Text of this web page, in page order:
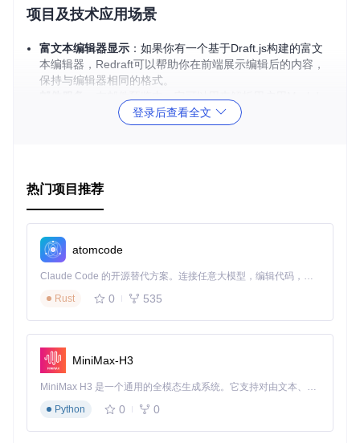
项目及技术应用场景
富文本编辑器显示 ：如果你有一个基于Draft.js构建的富文
本编辑器，Redraft可以帮助你在前端展示编辑后的内容，
保持与编辑器相同的格式。
n或HTML编写的邮件内容。
：在将Draft.js数据存储到数据库或其他API
项目特点
轻量级依赖：Redraft专注于其核心功能，对其他库的依赖
最少，使集成更加简单。
灵活性 ：提供自定义渲染器，允许对每种内联样式、块类
型和实体进行定制化处理。
性能优化：内置清理机制，删除无内容的块，提高输出效
率。
理解和使用。
要尝试Redraft，只需运行
然后按照项目提供的例子创建你的渲染器即可。
通过Redraft，你可以轻松地将Draft.js的数据转化为可交互、
美观的React组件，使得富文本内容的展示变得简单易行。不
登录后查看全文
热门项目推荐
atomcode
Claude Code 的开源替代方案。连接任意大模型，编辑代码，运行命令，自动验证 — 全自动执行。用 Rust 构建，极致性能。 ｜ An open-source alternative to Claude Code. Connect any LLM, edit code, run commands, and verify changes — autonomously. Built in Rust for speed. Get Started
Rust
0 535
MiniMax-H3
MiniMax H3 是一个通用的全模态生成系统。它支持对由文本、图像、视频和音频组成的多模态上下文进行统一理解，并能生成分辨率高达 2K、时长可达 15 秒的带原生立体声音频的视频。得益于面向任务泛化的系统设计，H3 在预训练阶段就已具备广泛的多模态上下文理解与生成能力，能够出色地执行复杂的多模态指令。
Python
0 0